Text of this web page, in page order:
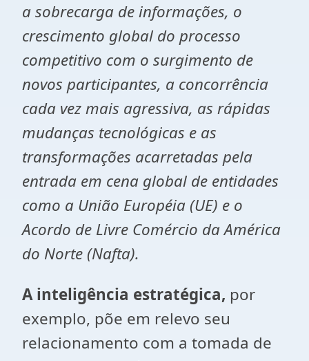
a sobrecarga de informações, o
crescimento global do processo
competitivo com o surgimento de
novos participantes, a concorrência
cada vez mais agressiva, as rápidas
mudanças tecnológicas e as
transformações acarretadas pela
entrada em cena global de entidades
como a União Européia (UE) e o
Acordo de Livre Comércio da América
do Norte (Nafta).
A inteligência estratégica, por
exemplo, põe em relevo seu
relacionamento com a tomada de